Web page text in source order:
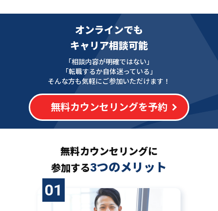
オンラインでも
キャリア相談可能
「相談内容が明確ではない」
「転職するか自体迷っている」
そんな方も気軽にご参加いただけます！
無料カウンセリングを予約
無料カウンセリングに
参加する3つのメリット
01